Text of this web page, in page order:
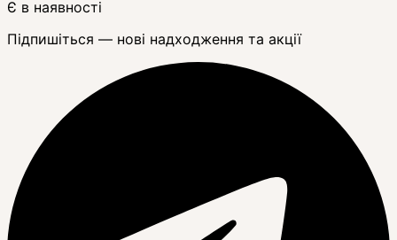
Є в наявності
Підпишіться — нові надходження та акції